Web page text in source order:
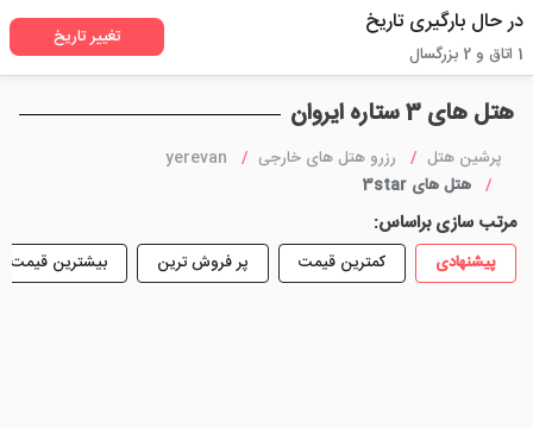
هتل های 3 ستاره ایروان
پرشین هتل رزرو هتل های خارجی
yerevan
هتل های 3star
مرتب سازی براساس:
پیشنهادی کمترین قیمت پر فروش ترین بیشترین قیمت
در حال بارگیری تاریخ
1 اتاق و 2 بزرگسال
تغییر تاریخ